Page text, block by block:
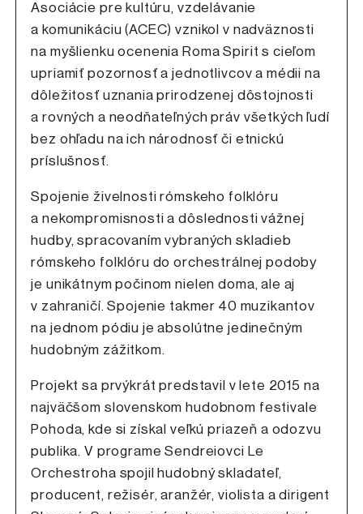
Asociácie pre kultúru, vzdelávanie
a komunikáciu (ACEC) vznikol v nadväznosti
na myšlienku ocenenia Roma Spirit s cieľom
upriamiť pozornosť a jednotlivcov a médii na
dôležitosť uznania prirodzenej dôstojnosti
a rovných a neodňateľných práv všetkých ľudí
bez ohľadu na ich národnosť či etnickú
príslušnosť.
Spojenie živelnosti rómskeho folklóru
a nekompromisnosti a dôslednosti vážnej
hudby, spracovaním vybraných skladieb
rómskeho folklóru do orchestrálnej podoby
je unikátnym počinom nielen doma, ale aj
v zahraničí. Spojenie takmer 40 muzikantov
na jednom pódiu je absolútne jedinečným
hudobným zážitkom.
Projekt sa prvýkrát predstavil v lete 2015 na
najväčšom slovenskom hudobnom festivale
Pohoda, kde si získal veľkú priazeň a odozvu
publika. V programe Sendreiovci Le
Orchestroha spojil hudobný skladateľ,
producent, režisér, aranžér, violista a dirigent